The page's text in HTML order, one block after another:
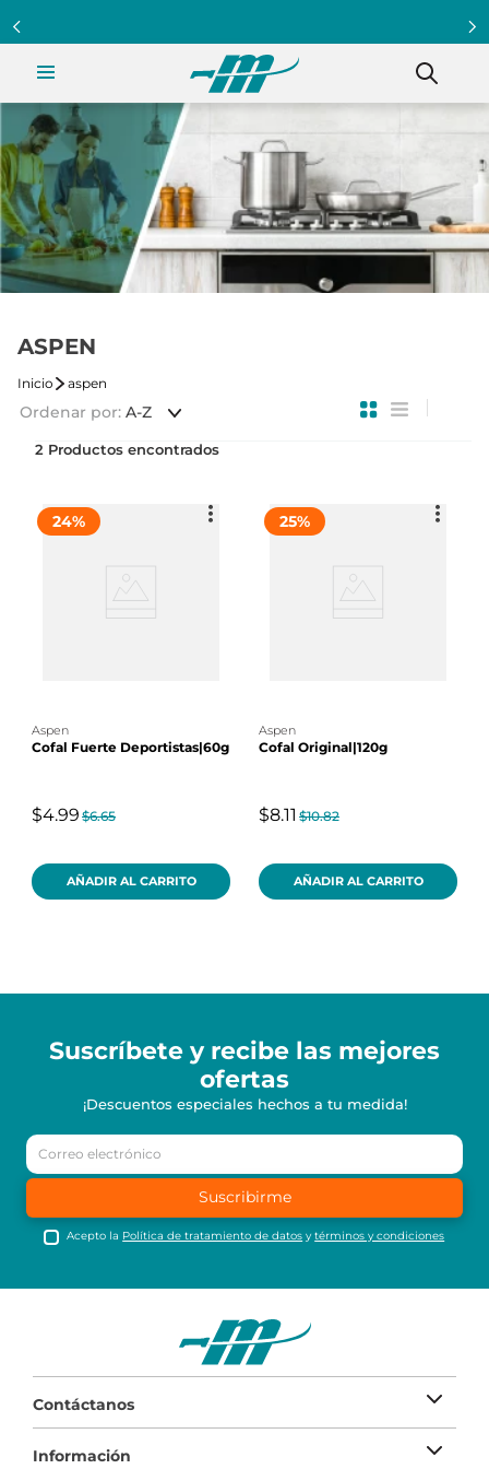
ASPEN
aspen
Ordenar por A-Z
2
24%
aspen
Cofal Fuerte Deportistas|60g
$4.99 $6.65
AÑADIR AL CARRITO
25%
aspen
Cofal Original|120g
$8.11 $10.82
AÑADIR AL CARRITO
Suscríbete y recibe las mejores
ofertas
¡Descuentos especiales hechos a tu medida!
Suscribirme
Acepto la Política de tratamiento de datos ytérminos y condiciones
Contáctanos
Información